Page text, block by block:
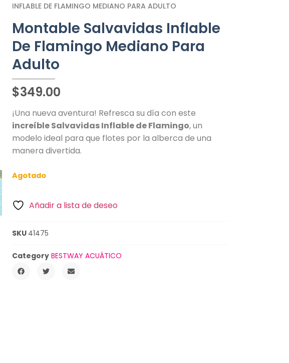
INFLABLE DE FLAMINGO MEDIANO PARA ADULTO
Montable Salvavidas Inflable
De Flamingo Mediano Para
Adulto
$349.00
¡Una nueva aventura! Refresca su día con este
increíble Salvavidas Inflable de Flamingo, un
modelo ideal para que flotes por la alberca de una
manera divertida.
Agotado
Añadir a lista de deseo
SKU 41475
Category BESTWAY ACUÁTICO